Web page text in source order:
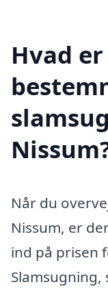
Hvad
Når du
Nissum, er
ind på prisen